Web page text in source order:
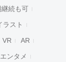
継続も可
ラスト
VR AR
エンタメ